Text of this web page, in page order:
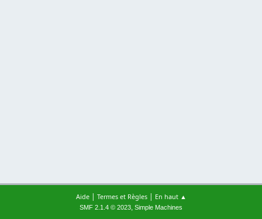
Aide| Termes et Règles| En haut ▲
SMF 2.1.4 © 2023, Simple Machines